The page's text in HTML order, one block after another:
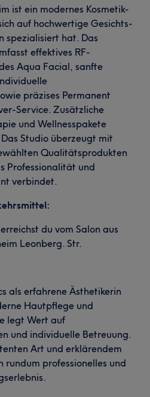
ist ein modernes Kosmetik-
auf hochwertige Gesichts-
spezialisiert hat. Das
effektives RF-
Aqua Facial, sanfte
präzises Permanent
Service. Zusätzliche
und Wellnesspakete
Studio überzeugt mit
Qualitätsprodukten
Professionalität und
verbindet.
du vom Salon aus
Leonberg. Str.
als erfahrene Ästhetikerin
Hautpflege und
legt Wert auf
und individuelle Betreuung.
Art und erklärendem
rundum professionelles und